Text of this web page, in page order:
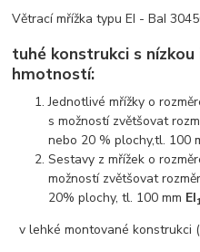
Větrací mřížka typu EI - BaI
tuhé konstrukci s
hmotností:
Jednotlivé mřížky o
s možností zvětšovat
nebo 20 % plochy,tl. 100
Sestavy z mřížek o
možností zvětšovat
20% plochy, tl. 100 mm EI
v lehké montované konstrukci